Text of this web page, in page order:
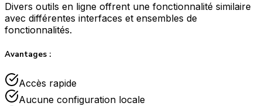
Divers outils en ligne offrent une fonctionnalité similaire
avec différentes interfaces et ensembles de
fonctionnalités.
Avantages :
Accès rapide
Aucune configuration locale